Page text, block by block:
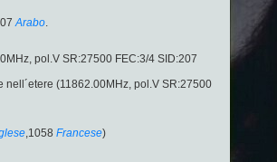
Arabo.
pol.V SR:27500 FEC:3/4 SID:207
(11862.00MHz, pol.V SR:27500
,1058 Francese)